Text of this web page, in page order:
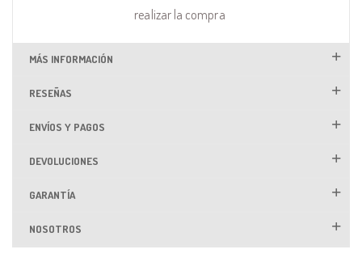
realizar la compra
MÁS INFORMACIÓN
RESEÑAS
ENVÍOS Y PAGOS
DEVOLUCIONES
GARANTÍA
NOSOTROS